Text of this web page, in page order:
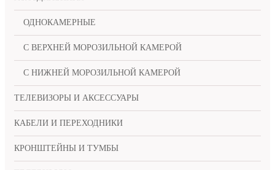
ОДНОКАМЕРНЫЕ
С ВЕРХНЕЙ МОРОЗИЛЬНОЙ КАМЕРОЙ
С НИЖНЕЙ МОРОЗИЛЬНОЙ КАМЕРОЙ
ТЕЛЕВИЗОРЫ И АКСЕССУАРЫ
КАБЕЛИ И ПЕРЕХОДНИКИ
КРОНШТЕЙНЫ И ТУМБЫ